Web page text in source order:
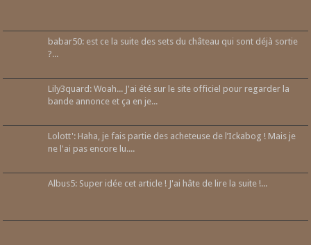
babar50: est ce la suite des sets du château qui sont déjà sortie
?...
Lily3quard: Woah... J'ai été sur le site officiel pour regarder la
bande annonce et ça en je...
Lolott': Haha, je fais partie des acheteuse de l’Ickabog ! Mais je
ne l'ai pas encore lu....
Albus5: Super idée cet article ! J'ai hâte de lire la suite !...